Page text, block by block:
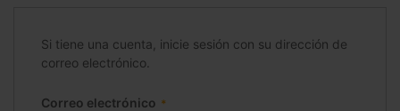
Si tiene una cuenta, inicie sesión con su dirección de
correo electrónico.
Correo electrónico